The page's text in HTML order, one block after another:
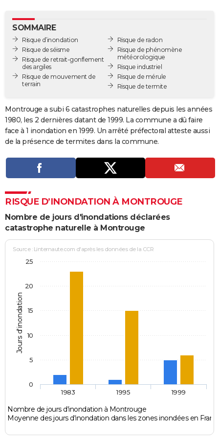
GUIDES D'ACHAT
BONS PLANS
CARTE DE VOEUX
Carte de Noël
Carte Bonne année
Carte Saint-Valentin
Carte Pâques
Carte d'anniversaire
Dictionnaire
Biographies
Citations
Expressions
Proverbes
PROGRAMME TV
COPAINS D'AVANT
SOMMAIRE
Risque d’inondation
Risque de séisme
Risque de retrait-gonflement
des argiles
Risque de mouvement de
terrain
Risque de radon
Risque de phénomène
météorologique
Risque industriel
Risque de mérule
Risque de termite
Montrouge a subi 6 catastrophes naturelles depuis les années
1980, les 2 dernières datant de 1999. La commune a dû faire
face à 1 inondation en 1999. Un arrêté préfectoral atteste aussi
de la présence de termites dans la commune.
RISQUE D’INONDATION À MONTROUGE
Nombre de jours d'inondations déclarées
catastrophe naturelle à Montrouge
Jours d'inondation
Source : Linternaute.com d'après les données de la CCR
Nombre de jours d'inondation à Montrouge
Moyenne des jours d'inondation dans les zones inondées en
1983 1995 1999
0
5
10
15
20
25